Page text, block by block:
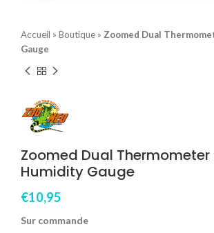
Accueil » Boutique » Zoomed Dual
Gauge
Zoomed Dual Thermometer
Humidity Gauge
€10,95
Sur commande